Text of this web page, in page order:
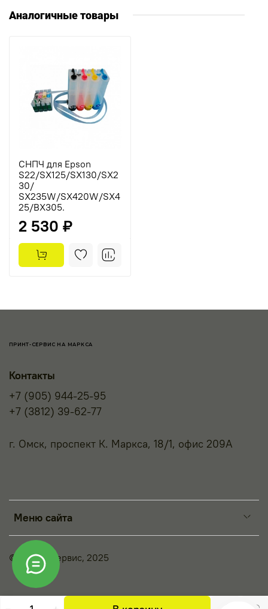
Аналогичные товары
СНПЧ для Epson
S22/SX125/SX130/SX2
30/
SX235W/SX420W/SX4
25/BX305.
2 530 ₽
ПРИНТ-СЕРВИС НА МАРКСА
Меню сайта
Контакты
+7 (905) 944-25-95
+7 (3812) 39-62-77
г. Омск, проспект К. Маркса, 18/1, офис 209А
© Принт-Сервис, 2025